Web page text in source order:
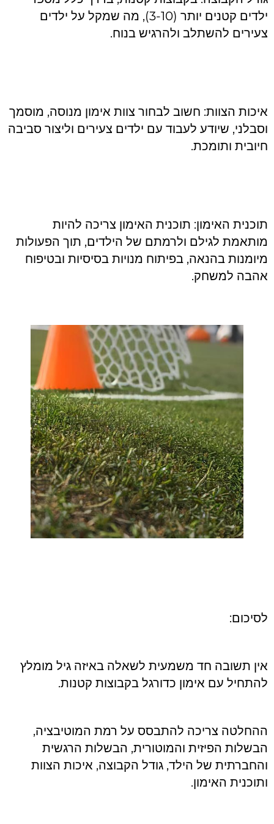
ילדים קטנים יותר (3-10), מה שמקל על ילדים
צעירים להשתלב ולהרגיש בנוח.
איכות הצוות: חשוב לבחור צוות אימון מנוסה, מוסמך
וסבלני, שיודע לעבוד עם ילדים צעירים וליצור סביבה
חיובית ותומכת.
תוכנית האימון: תוכנית האימון צריכה להיות
מותאמת לגילם ולרמתם של הילדים, תוך הפעולות
מיומנות בהנאה, בפיתוח מנויות בסיסיות ובטיפוח
אהבה למשחק.
לסיכום:
אין תשובה חד משמעית לשאלה באיזה גיל מומלץ
להתחיל עם אימון כדורגל בקבוצות קטנות.
ההחלטה צריכה להתבסס על רמת המוטיבציה,
הבשלות הפיזית והמוטורית, הבשלות הרגשית
והחברתית של הילד, גודל הקבוצה, איכות הצוות
ותוכנית האימון.